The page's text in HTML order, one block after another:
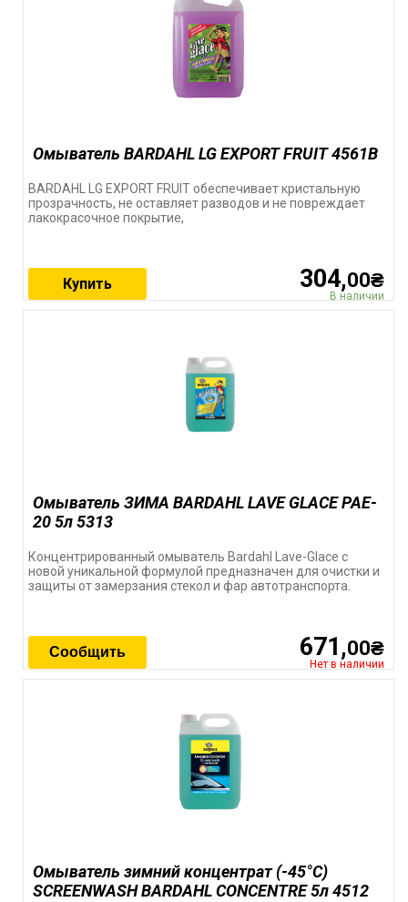
Омыватель BARDAHL LG EXPORT FRUIT 4561B
BARDAHL LG EXPORT FRUIT обеспечивает кристальную
прозрачность, не оставляет разводов и не повреждает
лакокрасочное покрытие,
304,00₴
В наличии
Купить
Омыватель ЗИМА BARDAHL LAVE GLACE PAE-
20 5л 5313
Концентрированный омыватель Bardahl Lave-Glace с
новой уникальной формулой предназначен для очистки и
защиты от замерзания стекол и фар автотранспорта.
671,00₴
Нет в наличии
Сообщить
Омыватель зимний концентрат (-45°C)
SCREENWASH BARDAHL CONCENTRE 5л 4512